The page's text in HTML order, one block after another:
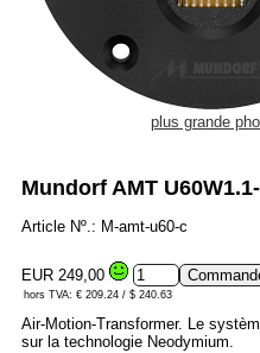
plus grande
Mundorf AMT
Article Nº.: M-amt-u60-c
EUR 249,00
hors TVA: € 209.24 / $ 240.63
Air-Motion-Transformer. Le
sur la technologie Neodymium.